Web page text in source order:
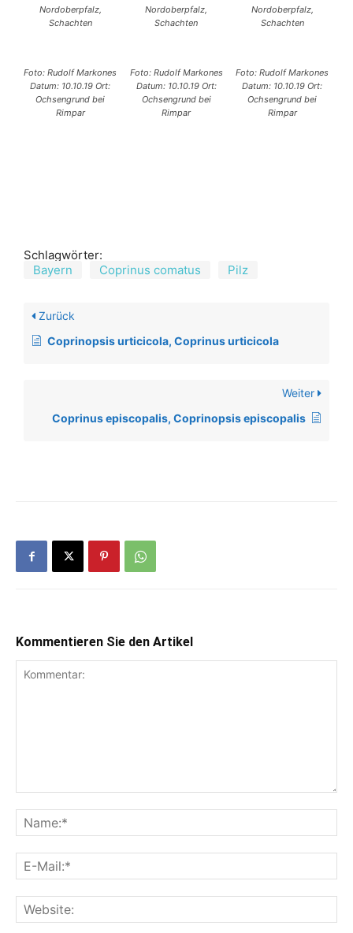
Nordoberpfalz,
Schachten
Nordoberpfalz,
Schachten
Nordoberpfalz,
Schachten
Foto: Rudolf Markones
Datum: 10.10.19 Ort:
Ochsengrund bei
Rimpar
Foto: Rudolf Markones
Datum: 10.10.19 Ort:
Ochsengrund bei
Rimpar
Foto: Rudolf Markones
Datum: 10.10.19 Ort:
Ochsengrund bei
Rimpar
Schlagwörter:
Bayern
Coprinus comatus Pilz
Zurück
Coprinopsis urticicola, Coprinus urticicola
Weiter
Coprinus episcopalis, Coprinopsis episcopalis
Kommentieren Sie den Artikel